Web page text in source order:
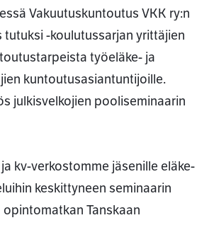
Vakuutuskuntoutus VKK ry:n
tutuksi -koulutussarjan yrittäjien
työeläke- ja
kuntoutusasiantuntijoille.
julkisvelkojien pooliseminaarin
kv-verkostomme jäsenille eläke-
keskittyneen seminaarin
opintomatkan Tanskaan